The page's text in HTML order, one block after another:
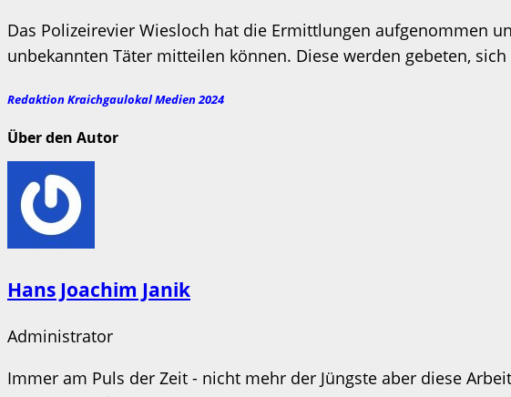
Das Polizeirevier Wiesloch hat die Ermittlungen aufgenommen
unbekannten Täter mitteilen können. Diese werden gebeten,
Redaktion Kraichgaulokal Medien 2024
Über den Autor
Hans Joachim Janik
Administrator
Immer am Puls der Zeit - nicht mehr der Jüngste aber diese